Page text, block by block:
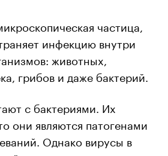
частица,
инфекцию внутри
животных,
грибов и даже бактерий.
с бактериями. Их
они являются патогенами
Однако вирусы в